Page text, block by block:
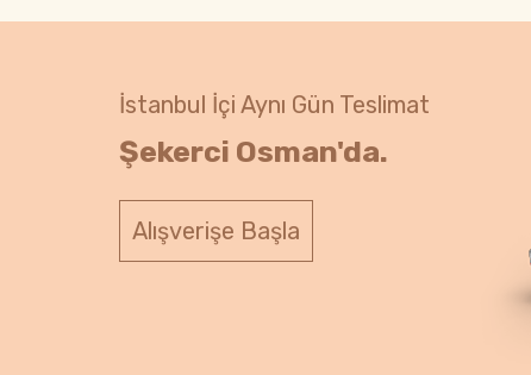
İstanbul İçi Aynı Gün Teslimat
Şekerci Osman'da.
Alışverişe Başla